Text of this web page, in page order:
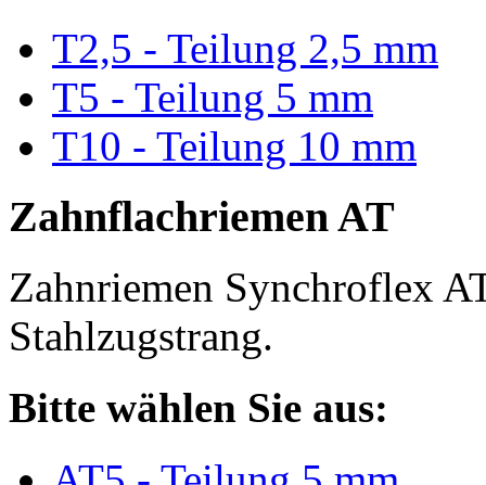
T2,5 - Teilung 2,5 mm
T5 - Teilung 5 mm
T10 - Teilung 10 mm
Zahnflachriemen AT
Zahnriemen Synchroflex
Stahlzugstrang.
Bitte wählen Sie aus: